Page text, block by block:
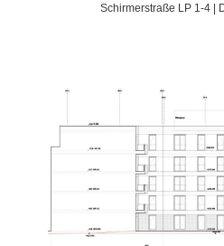
Schirmerstraße LP 1-4 |